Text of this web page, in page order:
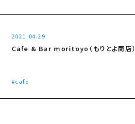
2021.04.29
Cafe & Bar moritoyo（もりとよ商店）
cafe